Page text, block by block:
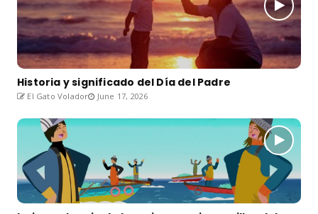
Historia y significado del Día del Padre
El Gato Volador June 17, 2026